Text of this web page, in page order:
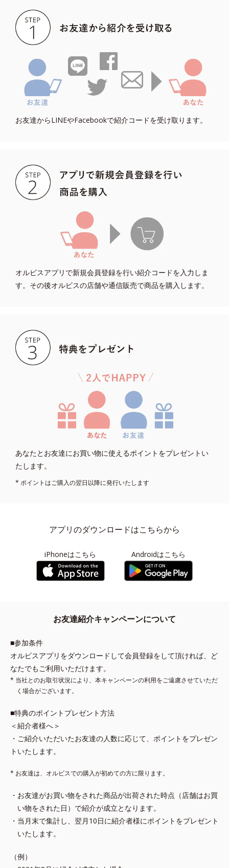
お友達からLINEやFacebookで紹介コードを受け取ります。
オルビスアプリで新規会員登録を行い紹介コードを入力しま
す。その後オルビスの店舗や通信販売で商品を購入します。
あなたとお友達にお買い物に使えるポイントをプレゼントい
たします。
* ポイントはご購入の翌日以降に発行いたします
アプリのダウンロードはこちらから
iPhoneはこちら Androidはこちら
お友達紹介キャンペーンについて
■参加条件
オルビスアプリをダウンロードして会員登録をして頂ければ、ど
なたでもご利用いただけます。
* 当社とのお取引状況により、本キャンペーンの利用をご遠慮させていただ
く場合がございます。
■特典のポイントプレゼント方法
＜紹介者様へ＞
・ご紹介いただいたお友達の人数に応じて、ポイントをプレゼン
トいたします。
* お友達は、オルビスでの購入が初めての方に限ります。
・お友達がお買い物をされた商品が出荷された時点（店舗はお買
い物をされた日）で紹介が成立となります。
・当月末で集計し、翌月10日に紹介者様にポイントをプレゼント
いたします。
（例）